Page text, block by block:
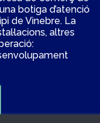
botiga d’atenció
de Vinebre. La
altres